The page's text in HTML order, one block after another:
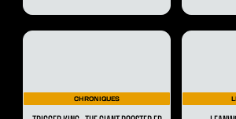
CHRONIQUES